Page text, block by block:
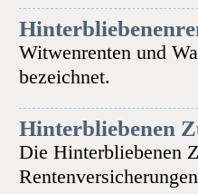
Witwenrenten und
bezeichnet.
Hinterbliebenen
Die Hinterbliebenen